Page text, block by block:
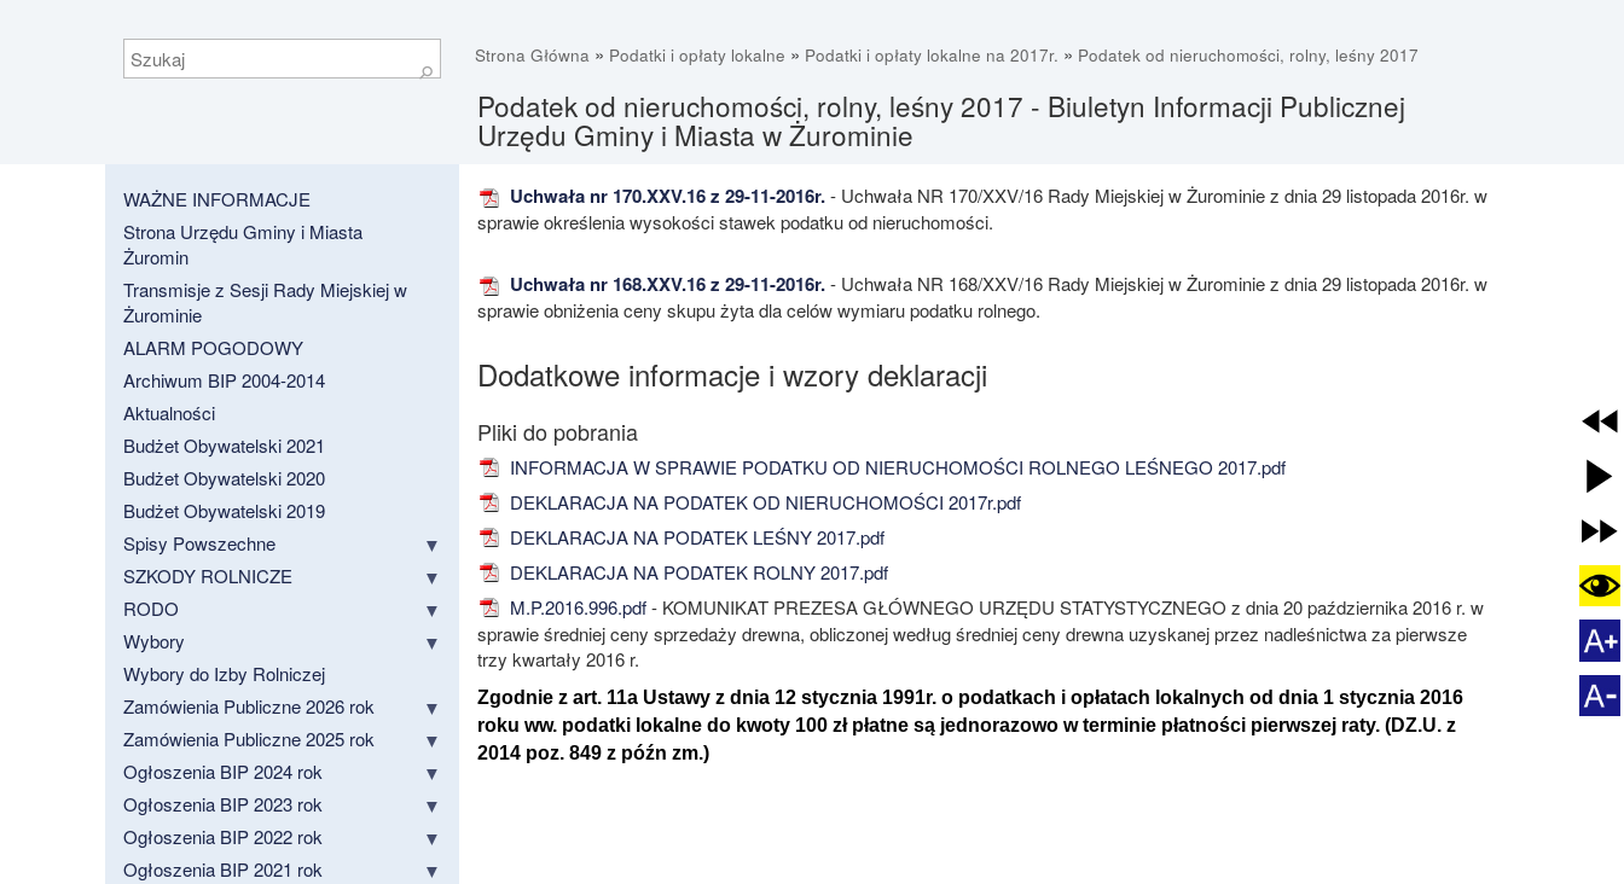
Szukaj
⚲
Strona Główna » Podatki i opłaty lokalne » Podatki i opłaty lokalne na 2017r. » Podatek od nieruchomości, rolny, leśny 2017
Podatek od nieruchomości, rolny, leśny 2017 - Biuletyn Informacji Publicznej
Urzędu Gminy i Miasta w Żurominie
WAŻNE INFORMACJE
Strona Urzędu Gminy i Miasta
Żuromin
Transmisje z Sesji Rady Miejskiej w
Żurominie
ALARM POGODOWY
Archiwum BIP 2004-2014
Aktualności
Budżet Obywatelski 2021
Budżet Obywatelski 2020
Budżet Obywatelski 2019
Spisy Powszechne
SZKODY ROLNICZE
RODO
Wybory
Wybory do Izby Rolniczej
Zamówienia Publiczne 2026 rok
Zamówienia Publiczne 2025 rok
Ogłoszenia BIP 2024 rok
Ogłoszenia BIP 2023 rok
Ogłoszenia BIP 2022 rok
Ogłoszenia BIP 2021 rok
Uchwała nr 170.XXV.16 z 29-11-2016r.- Uchwała NR 170/XXV/16 Rady Miejskiej w Żurominie z dnia 29 listopada 2016r. w
sprawie określenia wysokości stawek podatku od nieruchomości.
Uchwała nr 168.XXV.16 z 29-11-2016r.- Uchwała NR 168/XXV/16 Rady Miejskiej w Żurominie z dnia 29 listopada 2016r. w
sprawie obniżenia ceny skupu żyta dla celów wymiaru podatku rolnego.
Dodatkowe informacje i wzory deklaracji
INFORMACJA W SPRAWIE PODATKU OD NIERUCHOMOŚCI ROLNEGO LEŚNEGO 2017.pdf
DEKLARACJA NA PODATEK OD NIERUCHOMOŚCI 2017r.pdf
DEKLARACJA NA PODATEK LEŚNY 2017.pdf
DEKLARACJA NA PODATEK ROLNY 2017.pdf
M.P.2016.996.pdf - KOMUNIKAT PREZESA GŁÓWNEGO URZĘDU STATYSTYCZNEGO z dnia 20 października 2016 r. w
sprawie średniej ceny sprzedaży drewna, obliczonej według średniej ceny drewna uzyskanej przez nadleśnictwa za pierwsze
trzy kwartały 2016 r.
Zgodnie z art. 11a Ustawy z dnia 12 stycznia 1991r. o podatkach i opłatach lokalnych od dnia 1 stycznia 2016
roku ww. podatki lokalne do kwoty 100 zł płatne są jednorazowo w terminie płatności pierwszej raty. (DZ.U. z
2014 poz. 849 z późn zm.)